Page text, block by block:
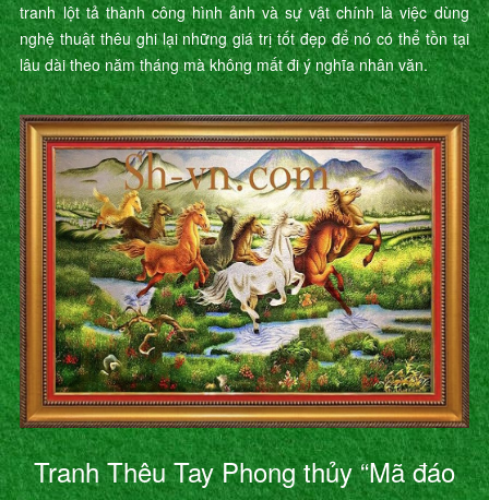
tranh lột tả thành công hình ảnh và sự vật chính là việc dùng
nghệ thuật thêu ghi lại những giá trị tốt đẹp để nó có thể tồn tại
lâu dài theo năm tháng mà không mất đi ý nghĩa nhân văn.
Tranh Thêu Tay Phong thủy “Mã đáo